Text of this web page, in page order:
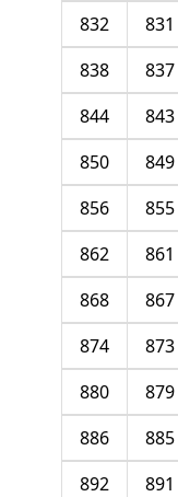
831
832
837
838
843
844
849
850
855
856
861
862
867
868
873
874
879
880
885
886
891
892